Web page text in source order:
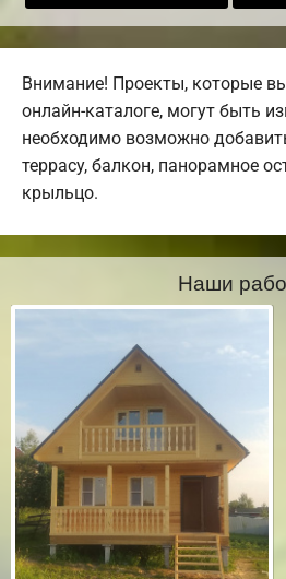
Внимание! Проекты, которые
онлайн-каталоге, могут быть
необходимо возможно
террасу, балкон, панорамное
крыльцо.
Наши